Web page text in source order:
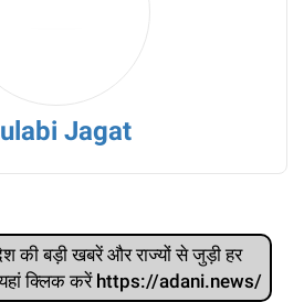
Jagat
की बड़ी खबरें और राज्‍यों से जुड़ी हर
क्लिक करें https://adani.news/